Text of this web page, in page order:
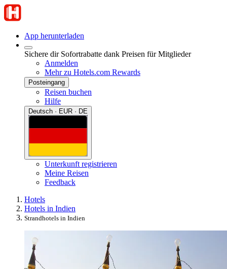
App herunterladen
Sichere dir Sofortrabatte dank Preisen für Mitglieder
Anmelden
Mehr zu Hotels.com Rewards
Posteingang
Reisen buchen
Hilfe
Deutsch · EUR · DE
Unterkunft registrieren
Meine Reisen
Feedback
Hotels
Hotels in Indien
Strandhotels in Indien